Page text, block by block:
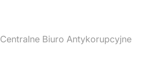
Centralne Biuro Antykorupcyjne